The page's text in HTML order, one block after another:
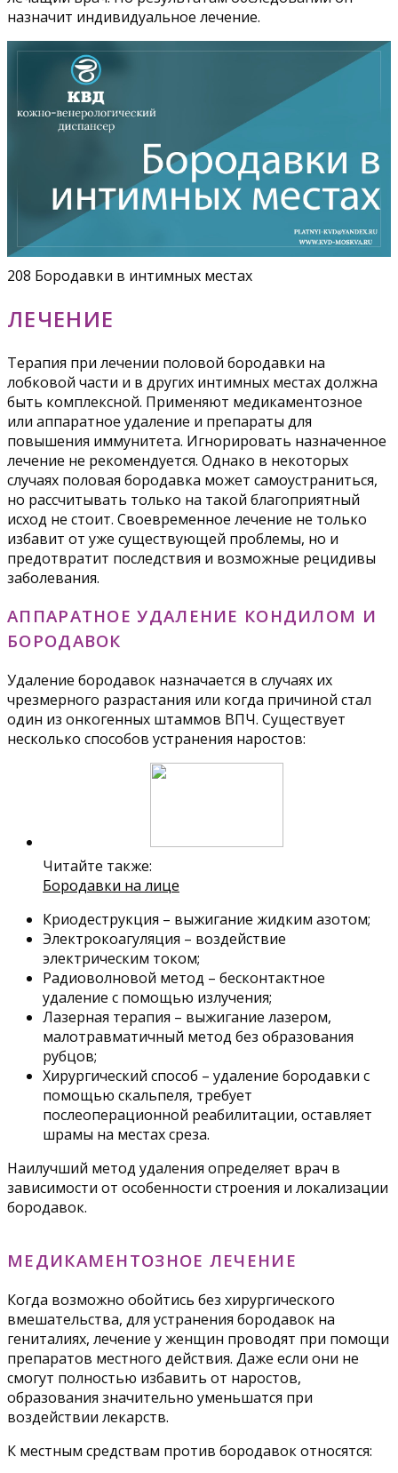
назначит индивидуальное лечение.
208 Бородавки в интимных местах
ЛЕЧЕНИЕ
Терапия при лечении половой бородавки на
лобковой части и в других интимных местах должна
быть комплексной. Применяют медикаментозное
или аппаратное удаление и препараты для
повышения иммунитета. Игнорировать назначенное
лечение не рекомендуется. Однако в некоторых
случаях половая бородавка может самоустраниться,
но рассчитывать только на такой благоприятный
исход не стоит. Своевременное лечение не только
избавит от уже существующей проблемы, но и
предотвратит последствия и возможные рецидивы
заболевания.
АППАРАТНОЕ УДАЛЕНИЕ КОНДИЛОМ И
БОРОДАВОК
Удаление бородавок назначается в случаях их
чрезмерного разрастания или когда причиной стал
один из онкогенных штаммов ВПЧ. Существует
несколько способов устранения наростов:
Читайте также:
Бородавки на лице
Криодеструкция – выжигание жидким азотом;
Электрокоагуляция – воздействие
электрическим током;
Радиоволновой метод – бесконтактное
удаление с помощью излучения;
Лазерная терапия – выжигание лазером,
малотравматичный метод без образования
рубцов;
Хирургический способ – удаление бородавки с
помощью скальпеля, требует
послеоперационной реабилитации, оставляет
шрамы на местах среза.
Наилучший метод удаления определяет врач в
зависимости от особенности строения и локализации
бородавок.
МЕДИКАМЕНТОЗНОЕ ЛЕЧЕНИЕ
Когда возможно обойтись без хирургического
вмешательства, для устранения бородавок на
гениталиях, лечение у женщин проводят при помощи
препаратов местного действия. Даже если они не
смогут полностью избавить от наростов,
образования значительно уменьшатся при
воздействии лекарств.
К местным средствам против бородавок относятся: